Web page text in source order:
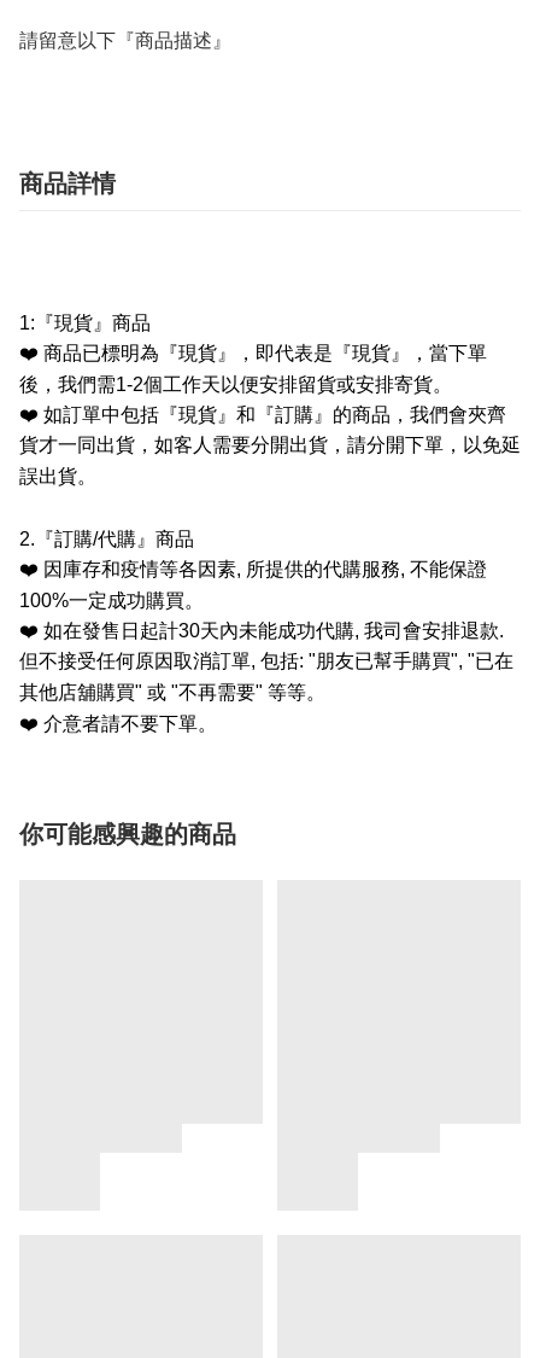
請留意以下『商品描述』
商品詳情
1: 『現貨』商品
❤️ 商品已標明為『現貨』，即代表是『現貨』，當下單
後，我們需1-2個工作天以便安排留貨或安排寄貨。
❤️ 如訂單中包括『現貨』和『訂購』的商品，我們會夾齊
貨才一同出貨，如客人需要分開出貨，請分開下單，以免延
誤出貨。
2. 『訂購/代購』商品
❤️ 因庫存和疫情等各因素, 所提供的代購服務, 不能保證
100%一定成功購買。
❤️ 如在發售日起計30天內未能成功代購, 我司會安排退款.
但不接受任何原因取消訂單, 包括: "朋友已幫手購買", "已在
其他店舖購買" 或 "不再需要" 等等。
❤️ 介意者請不要下單。
你可能感興趣的商品